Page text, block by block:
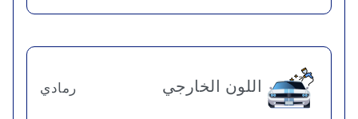
اللون الخارجي رمادي